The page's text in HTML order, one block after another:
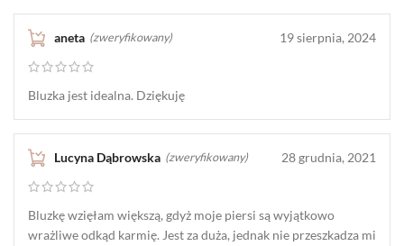
aneta (zweryfikowany) 19 sierpnia, 2024
Bluzka jest idealna. Dziękuję
Lucyna Dąbrowska (zweryfikowany) 28 grudnia, 2021
Bluzkę wzięłam większą, gdyż moje piersi są wyjątkowo
wrażliwe odkąd karmię. Jest za duża, jednak nie przeszkadza mi